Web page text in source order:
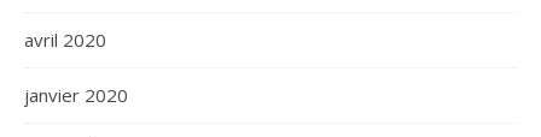
avril 2020
janvier 2020